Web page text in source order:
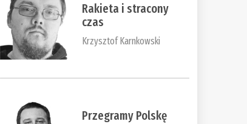
Rakieta i stracony
czas
Krzysztof Karnkowski
Przegramy Polskę